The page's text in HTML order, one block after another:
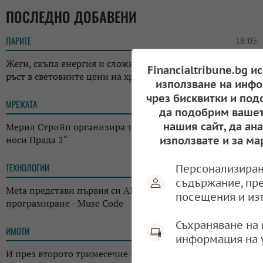
ПОСЛЕДНО ДОБАВЕНИ
ПАРИТЕ 18:05
Жеги, скъпа енергия и сложна геополитика: ФАО отчете
ръст в световните цени на храните
МРЕЖАТА 17:38
Мерил Стрийп организира търг с костюми от „Дяволът
носи Прада 2“
ТЕХНОЛОГИИ 14:38
Meta представи първия си AI инструмент за
програмиране - Muse Code
ИМОТИ 13:14
И през второто тримесечие на годината: Къщата
Financialtribune.bg
използване на
чрез бисквитки и
да подобрим
нашия сайт, да
използвате и за
съдържание,
посещения и
Съхраняване
информация на